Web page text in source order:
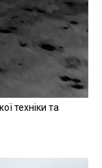
техніки та